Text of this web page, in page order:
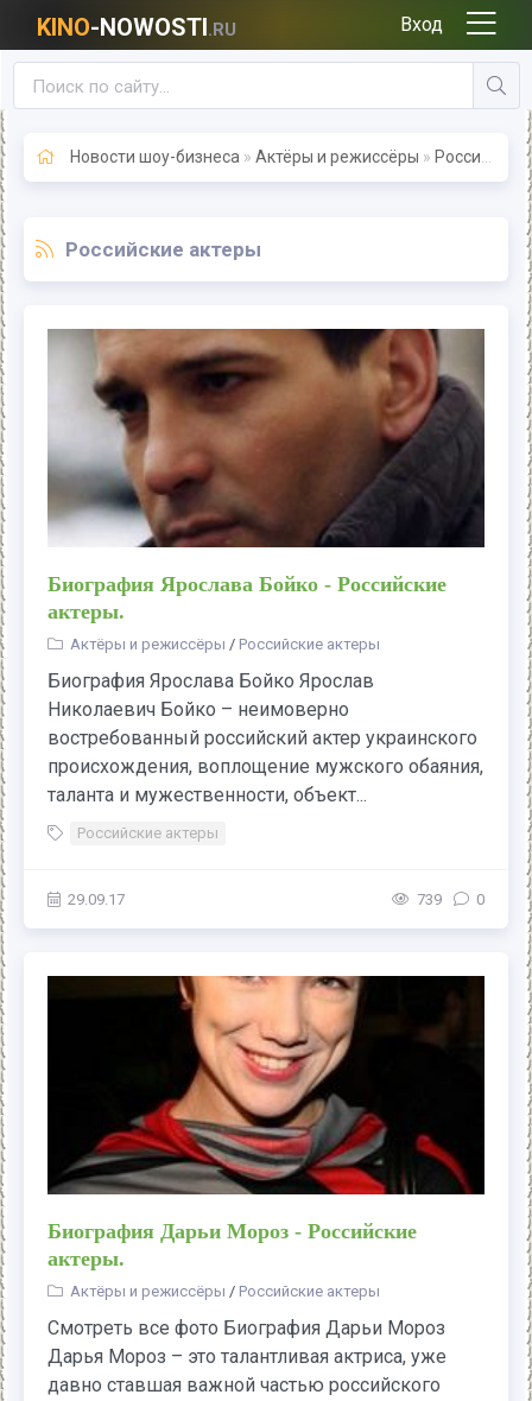
KINO-NOWOSTI.RU Вход
Новости шоу-бизнеса » Актёры и режиссёры » Российские актеры
Российские актеры
Биография Ярослава Бойко - Российские
актеры.
Актёры и режиссёры / Российские актеры
Биография Ярослава Бойко Ярослав
Николаевич Бойко – неимоверно
востребованный российский актер украинского
происхождения, воплощение мужского обаяния,
таланта и мужественности, объект...
Российские актеры
29.09.17 739 0
Биография Дарьи Мороз - Российские
актеры.
Актёры и режиссёры / Российские актеры
Смотреть все фото Биография Дарьи Мороз
Дарья Мороз – это талантливая актриса, уже
давно ставшая важной частью российского